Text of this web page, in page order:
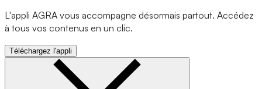
L'appli AGRA vous accompagne désormais partout. Accédez
à tous vos contenus en un clic.
Téléchargez l'appli